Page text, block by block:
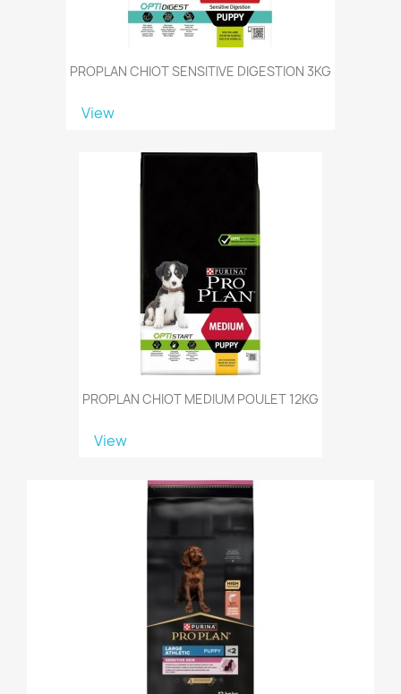
PROPLAN CHIOT SENSITIVE DIGESTION 3KG
View
PROPLAN CHIOT MEDIUM POULET 12KG
View